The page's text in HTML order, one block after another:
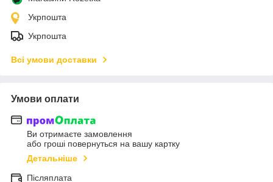
Укрпошта
Укрпошта
Всі умови доставки
Умови оплати
Ви отримаєте замовлення
або гроші повернуться на вашу картку
Детальніше
Післяплата